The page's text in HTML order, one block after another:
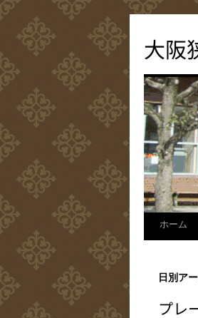
テ
ン
へ
ス
キ
ッ
プ
大阪
ホーム
日別ア
プレ